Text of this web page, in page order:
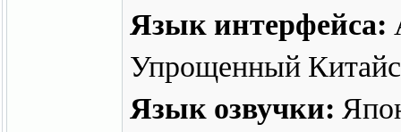
Язык интерфейса:
Упрощенный
Язык озвучки: